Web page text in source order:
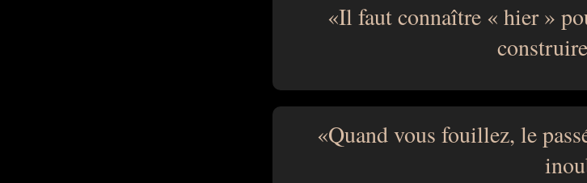
Il faut connaître « hier »
Quand vous fouillez, le